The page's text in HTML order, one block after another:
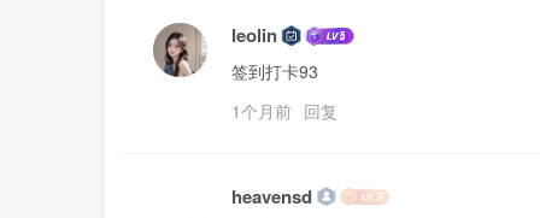
leolin
签到打卡93
1个月前 回复
heavensd